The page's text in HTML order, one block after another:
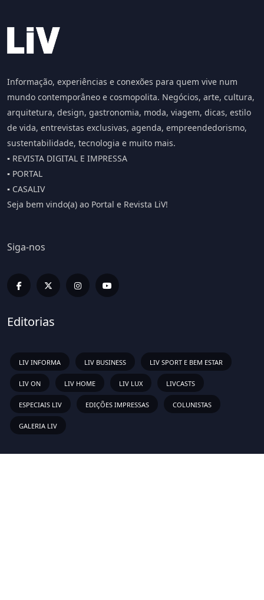
Informação, experiências e conexões para quem vive num
mundo contemporâneo e cosmopolita. Negócios, arte, cultura,
arquitetura, design, gastronomia, moda, viagem, dicas, estilo
de vida, entrevistas exclusivas, agenda, empreendedorismo,
sustentabilidade, tecnologia e muito mais.
▪️ REVISTA DIGITAL E IMPRESSA
▪️ PORTAL
▪️ CASALIV
Seja bem vindo(a) ao Portal e Revista LiV!
Siga-nos
Editorias
LIV INFORMA LIV BUSINESS LIV SPORT E BEM ESTAR
LIV ON LIV HOME LIV LUX LIVCASTS
ESPECIAIS LIV EDIÇÕES IMPRESSAS COLUNISTAS
GALERIA LIV